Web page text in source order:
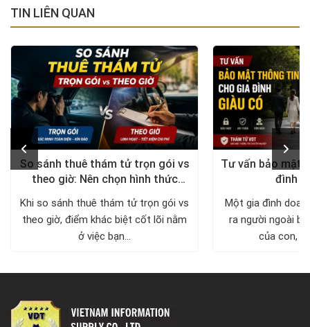
TIN LIÊN QUAN
So sánh thuê thám tử trọn gói vs
theo giờ: Nên chọn hình thức
Khi so sánh thuê thám tử trọn gói vs
theo giờ, điểm khác biệt cốt lõi nằm
ở việc bạn...
Tư vấn bảo mật
đình
Một gia đình
ra người ngoài
của con,